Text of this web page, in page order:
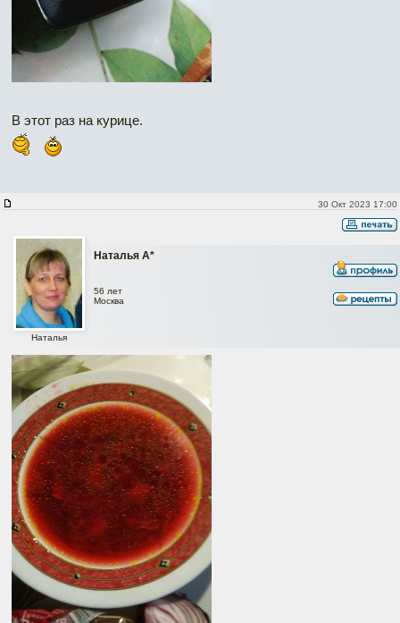
В этот раз на курице.
30 Окт 2023 17:00
Наталья А*
Наталья
56 лет
Москва